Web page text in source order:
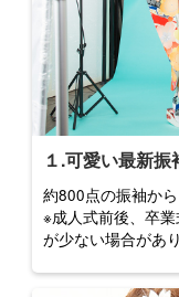
１.可愛い最新
約800点の振袖か
※成人式前後、卒
が少ない場合があ